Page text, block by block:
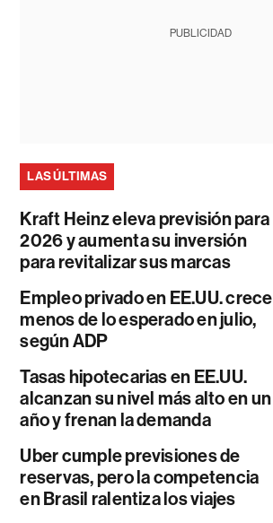
PUBLICIDAD
LAS ÚLTIMAS
Kraft Heinz eleva previsión para
2026 y aumenta su inversión
para revitalizar sus marcas
Empleo privado en EE.UU. crece
menos de lo esperado en julio,
según ADP
Tasas hipotecarias en EE.UU.
alcanzan su nivel más alto en un
año y frenan la demanda
Uber cumple previsiones de
reservas, pero la competencia
en Brasil ralentiza los viajes